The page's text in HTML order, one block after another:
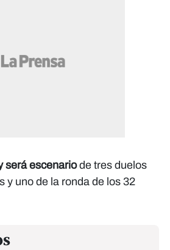
será escenariode tres duelos
y uno de la ronda de los 32